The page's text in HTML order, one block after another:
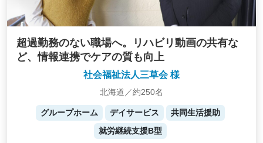
超過勤務のない職場へ。リハビリ動画の共有な
ど、情報連携でケアの質も向上
社会福祉法人三草会 様
北海道／約250名
グループホーム デイサービス
共同生活援助
就労継続支援B型